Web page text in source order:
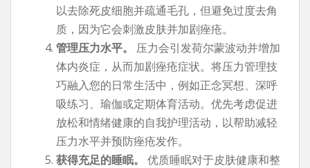
以去除死皮细胞并疏通毛孔，但避免过度去角
质，因为它会刺激皮肤并加剧痤疮。
管理压力水平。
压力会引发荷尔蒙波动并增加
体内炎症，从而加剧痤疮症状。将压力管理技
巧融入您的日常生活中，例如正念冥想、深呼
吸练习、瑜伽或定期体育活动。优先考虑促进
放松和情绪健康的自我护理活动，以帮助减轻
压力水平并预防痤疮发作。
获得充足的睡眠。
优质睡眠对于皮肤健康和整